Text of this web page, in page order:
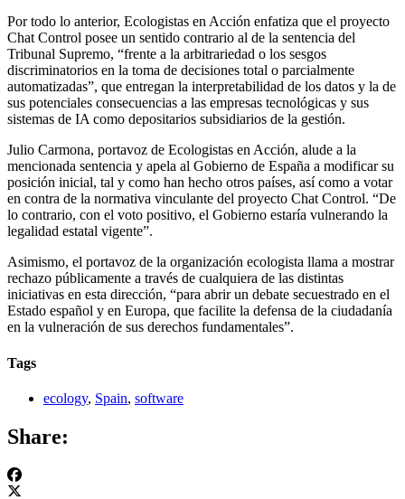
Por todo lo anterior, Ecologistas en Acción enfatiza que el proyecto
Chat Control posee un sentido contrario al de la sentencia del
Tribunal Supremo, “frente a la arbitrariedad o los sesgos
discriminatorios en la toma de decisiones total o parcialmente
automatizadas”, que entregan la interpretabilidad de los datos y la de
sus potenciales consecuencias a las empresas tecnológicas y sus
sistemas de IA como depositarios subsidiarios de la gestión.
Julio Carmona, portavoz de Ecologistas en Acción, alude a la
mencionada sentencia y apela al Gobierno de España a modificar su
posición inicial, tal y como han hecho otros países, así como a votar
en contra de la normativa vinculante del proyecto Chat Control. “De
lo contrario, con el voto positivo, el Gobierno estaría vulnerando la
legalidad estatal vigente”.
Asimismo, el portavoz de la organización ecologista llama a mostrar
rechazo públicamente a través de cualquiera de las distintas
iniciativas en esta dirección, “para abrir un debate secuestrado en el
Estado español y en Europa, que facilite la defensa de la ciudadanía
en la vulneración de sus derechos fundamentales”.
Tags
ecology, Spain, software
Share: